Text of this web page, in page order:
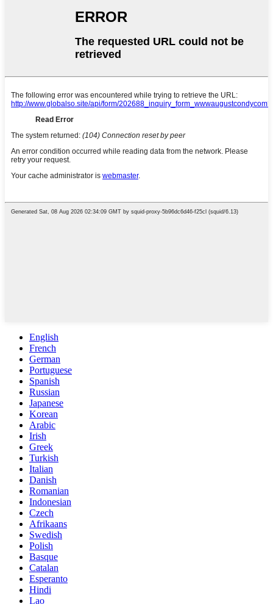
English
French
German
Portuguese
Spanish
Russian
Japanese
Korean
Arabic
Irish
Greek
Turkish
Italian
Danish
Romanian
Indonesian
Czech
Afrikaans
Swedish
Polish
Basque
Catalan
Esperanto
Hindi
Lao